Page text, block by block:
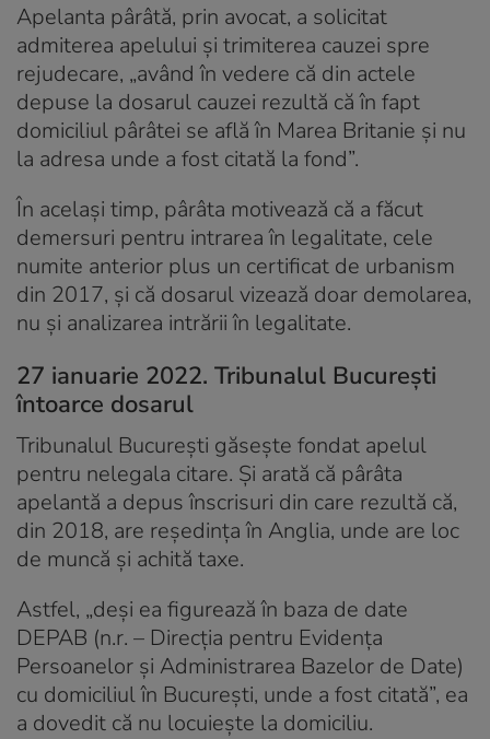
Apelanta pârâtă, prin avocat, a solicitat
admiterea apelului și trimiterea cauzei spre
rejudecare, „având în vedere că din actele
depuse la dosarul cauzei rezultă că în fapt
domiciliul pârâtei se află în Marea Britanie și nu
la adresa unde a fost citată la fond”.
În același timp, pârâta motivează că a făcut
demersuri pentru intrarea în legalitate, cele
numite anterior plus un certificat de urbanism
din 2017, și că dosarul vizează doar demolarea,
nu și analizarea intrării în legalitate.
27 ianuarie 2022. Tribunalul București
întoarce dosarul
Tribunalul București găsește fondat apelul
pentru nelegala citare. Și arată că pârâta
apelantă a depus înscrisuri din care rezultă că,
din 2018, are reședința în Anglia, unde are loc
de muncă și achită taxe.
Astfel, „deși ea figurează în baza de date
DEPAB (n.r. – Direcția pentru Evidența
Persoanelor și Administrarea Bazelor de Date)
cu domiciliul în București, unde a fost citată”, ea
a dovedit că nu locuiește la domiciliu.